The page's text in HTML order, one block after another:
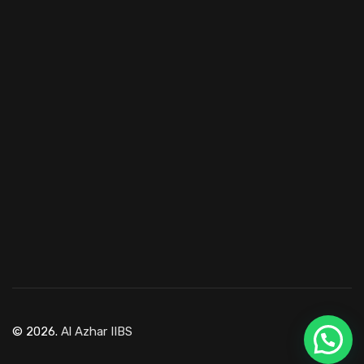
© 2026. Al Azhar IIBS